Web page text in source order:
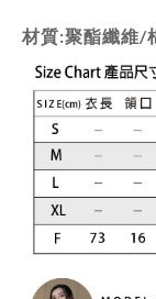
材質:聚酯纖維/